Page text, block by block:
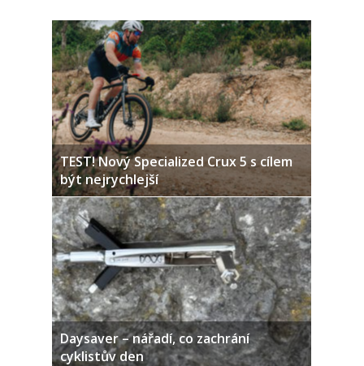
TEST! Nový Specialized Crux 5 s cílem
být nejrychlejší
Daysaver – nářadí, co zachrání
cyklistův den